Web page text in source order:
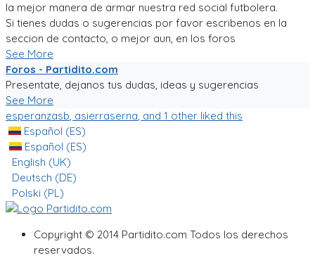
la mejor manera de armar nuestra red social futbolera.
Si tienes dudas o sugerencias por favor escribenos en la
seccion de contacto, o mejor aun, en los foros
See More
Foros - Partidito.com
Presentate, dejanos tus dudas, ideas y sugerencias
See More
esperanzasb, asierraserna, and 1 other liked this
Español (ES)
Español (ES)
English (UK)
Deutsch (DE)
Polski (PL)
Copyright © 2014 Partidito.com Todos los derechos
reservados.